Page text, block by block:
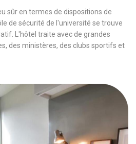
sûr en termes de dispositions de
de sécurité de l'université se trouve
L'hôtel traite avec de grandes
des ministères, des clubs sportifs et